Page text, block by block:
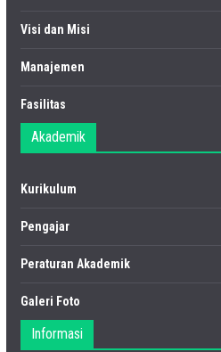
Visi dan Misi
Manajemen
Fasilitas
Akademik
Kurikulum
Pengajar
Peraturan Akademik
Galeri Foto
Informasi